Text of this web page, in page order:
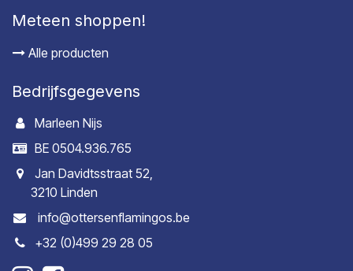
Meteen shoppen!
Alle producten
Bedrijfsgegevens
Marleen Nijs
BE 0504.936.765
Jan Davidtsstraat 52,
3210 Linden
info@ottersenflamingos.be
+32 (0)499 29 28 05